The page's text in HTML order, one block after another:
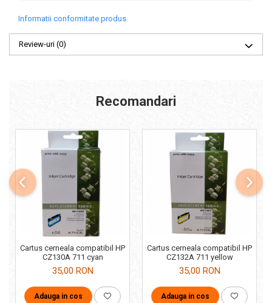
Informatii conformitate produs
Review-uri (0)
Recomandari
Cartus cerneala compatibil HP
CZ130A 711 cyan
35,00 RON
Adauga in cos
Cartus cerneala compatibil HP
CZ132A 711 yellow
35,00 RON
Adauga in cos